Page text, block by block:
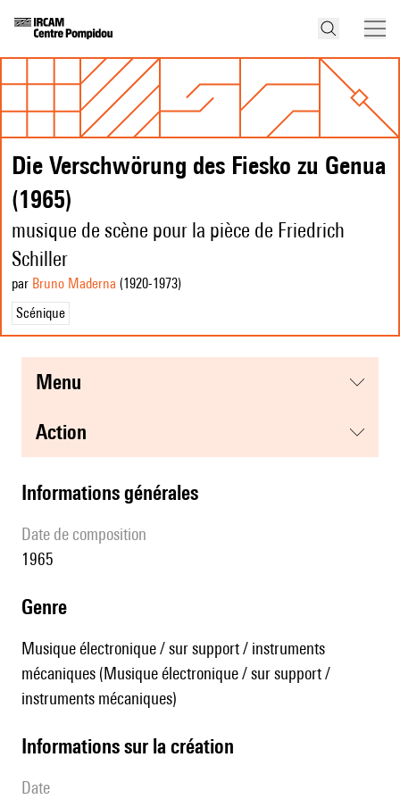
Die Verschwörung des Fiesko zu Genua
(1965)
musique de scène pour la pièce de Friedrich
Schiller
par Bruno Maderna (1920-1973)
Scénique
menu
action
informations générales
date de composition
1965
genre
Musique électronique / sur support / instruments
mécaniques (Musique électronique / sur support /
instruments mécaniques)
informations sur la création
date